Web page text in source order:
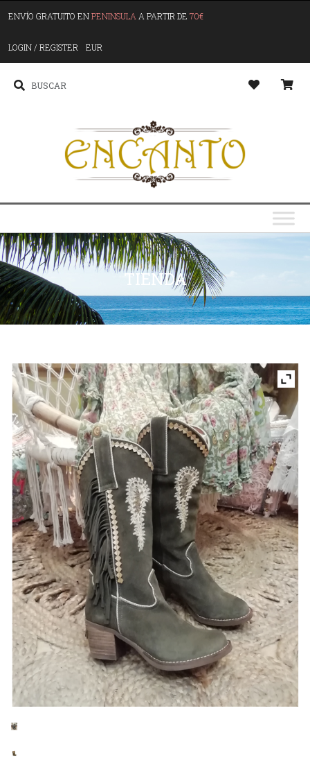
ENVÍO GRATUITO ENPENINSULA A PARTIR DE 70€
LOGIN / REGISTER EUR
TIENDA